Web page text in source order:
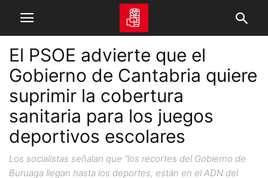
El PSOE advierte que el
Gobierno de Cantabria quiere
suprimir la cobertura
sanitaria para los juegos
deportivos escolares
Los socialistas señalan que “los recortes del Gobierno de
Buruaga llegan hasta los deportes, están en el ADN del